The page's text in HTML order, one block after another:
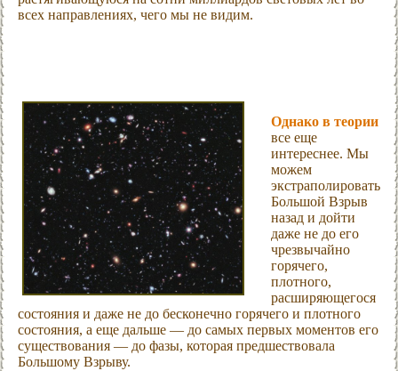
всех направлениях, чего мы не видим.
Однако в теории
все еще
интереснее. Мы
можем
экстраполировать
Большой Взрыв
назад и дойти
даже не до его
чрезвычайно
горячего,
плотного,
расширяющегося
состояния и даже не до бесконечно горячего и плотного
состояния, а еще дальше — до самых первых моментов его
существования — до фазы, которая предшествовала
Большому Взрыву.